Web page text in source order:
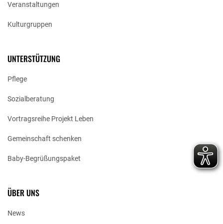
Veranstaltungen
Kulturgruppen
UNTERSTÜTZUNG
Pflege
Sozialberatung
Vortragsreihe Projekt Leben
Gemeinschaft schenken
Baby-Begrüßungspaket
ÜBER UNS
News